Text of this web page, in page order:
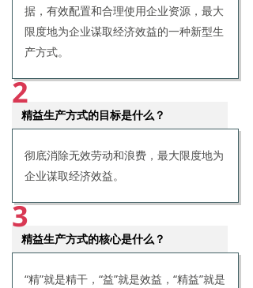
据，有效配置和合理使用企业资源，最大
限度地为企业谋取经济效益的一种新型生
产方式。
2
精益生产方式的目标是什么？
彻底消除无效劳动和浪费，最大限度地为
企业谋取经济效益。
3
精益生产方式的核心是什么？
“精”就是精干，“益”就是效益，“精益”就是